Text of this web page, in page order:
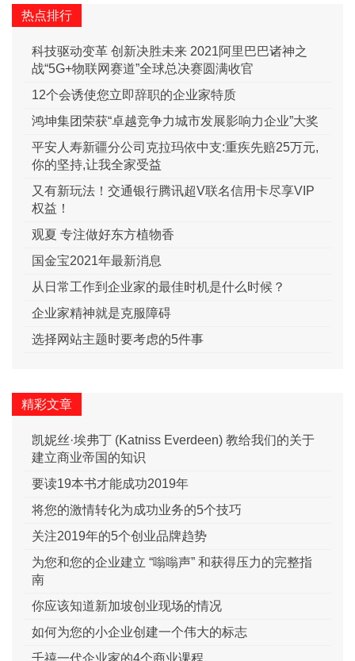
热点排行
科技驱动变革 创新决胜未来 2021阿里巴巴诸神之
战“5G+物联网赛道”全球总决赛圆满收官
12个会诱使您立即辞职的企业家特质
鸿坤集团荣获“卓越竞争力城市发展影响力企业”大奖
平安人寿新疆分公司克拉玛依中支:重疾先赔25万元,
你的坚持,让我全家受益
又有新玩法！交通银行腾讯超V联名信用卡尽享VIP
权益！
观夏 专注做好东方植物香
国金宝2021年最新消息
从日常工作到企业家的最佳时机是什么时候？
企业家精神就是克服障碍
选择网站主题时要考虑的5件事
精彩文章
凯妮丝·埃弗丁 (Katniss Everdeen) 教给我们的关于
建立商业帝国的知识
要读19本书才能成功2019年
将您的激情转化为成功业务的5个技巧
关注2019年的5个创业品牌趋势
为您和您的企业建立 “嗡嗡声” 和获得压力的完整指
南
你应该知道新加坡创业现场的情况
如何为您的小企业创建一个伟大的标志
千禧一代企业家的4个商业课程